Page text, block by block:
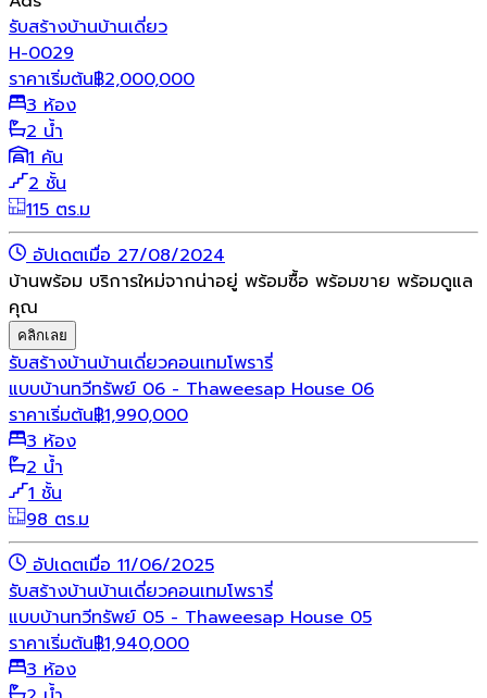
รับสร้างบ้านบ้านเดี่ยว
H-0029
ราคาเริ่มต้น฿2,000,000
3 ห้อง
2 น้ำ
1 คัน
2 ชั้น
115 ตร.ม
อัปเดตเมื่อ 27/08/2024
บ้านพร้อม บริการใหม่จากน่าอยู่ พร้อมซื้อ พร้อมขาย พร้อมดูแล
คุณ
คลิกเลย
รับสร้างบ้านบ้านเดี่ยวคอนเทมโพรารี่
แบบบ้านทวีทรัพย์ 06 - Thaweesap House 06
ราคาเริ่มต้น฿1,990,000
3 ห้อง
2 น้ำ
1 ชั้น
98 ตร.ม
อัปเดตเมื่อ 11/06/2025
รับสร้างบ้านบ้านเดี่ยวคอนเทมโพรารี่
แบบบ้านทวีทรัพย์ 05 - Thaweesap House 05
ราคาเริ่มต้น฿1,940,000
3 ห้อง